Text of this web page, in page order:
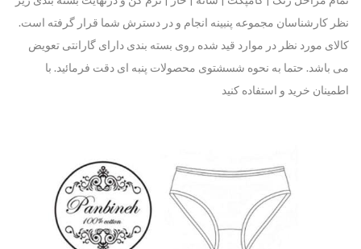
نظر کارشناسان مجموعه پنبینه انجام و در دسترش شما قرار گرفته است.
کالای مورد نظر در موارد قید شده روی بسته بندی دارای گارانتی تعویض
می باشد. حتما به نحوه شسشتوی محصولات پنبه ای دقت فرمائید. با
اطمینان خرید و استفاده کنید